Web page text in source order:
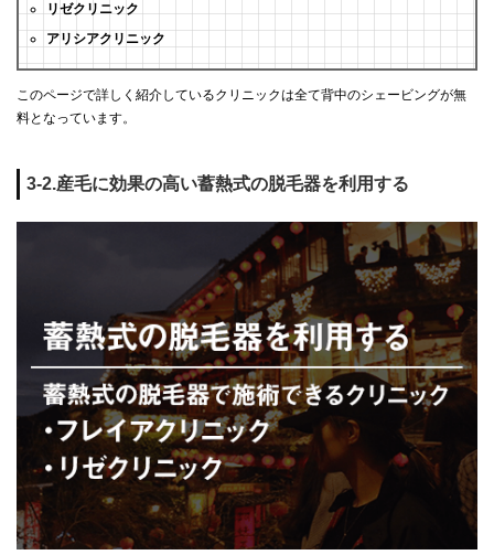
リゼクリニック
アリシアクリニック
このページで詳しく紹介しているクリニックは全て背中のシェービングが無
料となっています。
3-2.産毛に効果の高い蓄熱式の脱毛器を利用する